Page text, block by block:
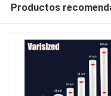
Productos